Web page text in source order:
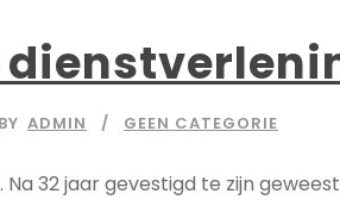
BY ADMIN GEEN CATEGORIE
32 jaar gevestigd te zijn